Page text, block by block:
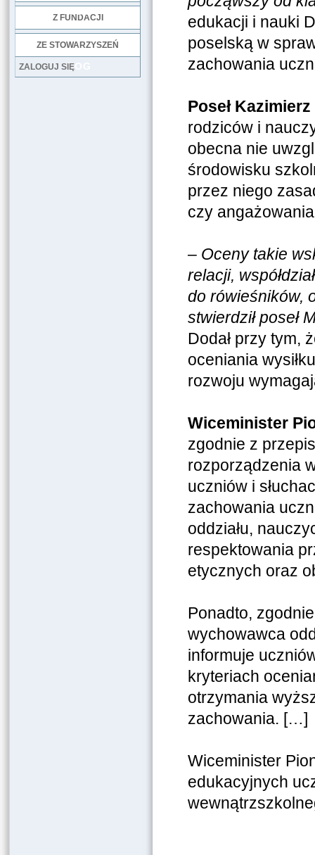
Z FUNDACJI
ZE STOWARZYSZEŃ
LOG
ZALOGUJ SIĘ
edukacji i nauki
poselską w
zachowania
Poseł
rodziców i
obecna nie
środowisku
przez niego
czy angażowania
– Oceny takie
relacji,
do rówieśników,
stwierdził poseł
Dodał przy tym,
oceniania
rozwoju
Wiceminister
zgodnie z
rozporządzenia
uczniów i
zachowania
oddziału,
respektowania
etycznych oraz
Ponadto,
wychowawca
informuje
kryteriach
otrzymania
zachowania. […]
Wiceminister
edukacyjnych